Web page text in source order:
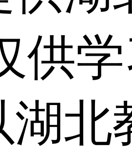
供
北